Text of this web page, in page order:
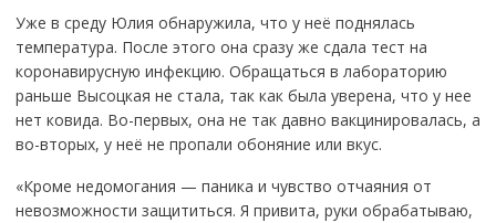
Уже в среду Юлия обнаружила, что у неё поднялась
температура. После этого она сразу же сдала тест на
коронавирусную инфекцию. Обращаться в лабораторию
раньше Высоцкая не стала, так как была уверена, что у нее
нет ковида. Во-первых, она не так давно вакцинировалась, а
во-вторых, у неё не пропали обоняние или вкус.
«Кроме недомогания — паника и чувство отчаяния от
невозможности защититься. Я привита, руки обрабатываю,